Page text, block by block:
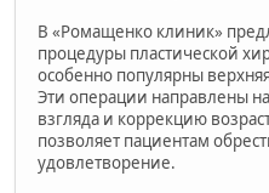
В «Ромащенко клиник»
процедуры пластической
особенно популярны
Эти операции направлены
взгляда и коррекцию
позволяет пациентам
удовлетворение.